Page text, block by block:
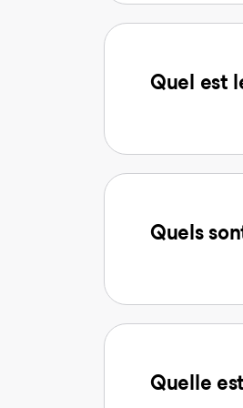
Quel est
Quels
Quelle